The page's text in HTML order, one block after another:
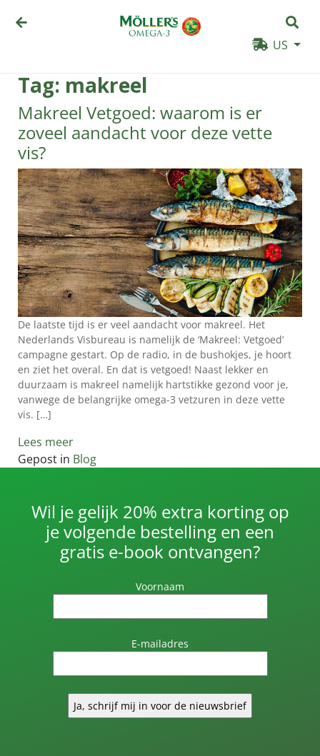
US
Tag: makreel
Makreel Vetgoed: waarom is er
zoveel aandacht voor deze vette
vis?
De laatste tijd is er veel aandacht voor makreel. Het
Nederlands Visbureau is namelijk de ‘Makreel: Vetgoed’
campagne gestart. Op de radio, in de bushokjes, je hoort
en ziet het overal. En dat is vetgoed! Naast lekker en
duurzaam is makreel namelijk hartstikke gezond voor je,
vanwege de belangrijke omega-3 vetzuren in deze vette
vis. […]
Lees meer
Gepost in Blog
Wil je gelijk 20% extra korting op
je volgende bestelling en een
gratis e-book ontvangen?
Voornaam
E-mailadres
PRODUCTEN
WAAROM
MÖLLER’S?
👉
VOORDELEN
VOOR
KINDEREN
VOORDELEN
VOOR
VERSCHILLEN
TUSSEN
LEVERTRAAN
LEVERTRAAN
AANBIEDINGEN